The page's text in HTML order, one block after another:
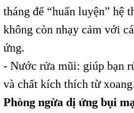
tháng để “huấn luyện” hệ
không còn nhạy cảm với
ứng.
- Nước rửa mũi: giúp bạn
và chất kích thích từ
Phòng ngừa dị ứng bụi